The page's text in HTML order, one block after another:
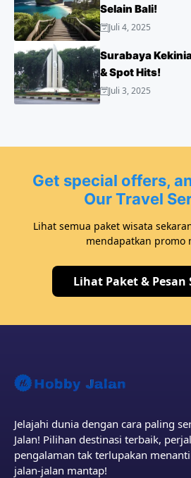
Selain Bali!
Juli 4, 2025
Surabaya
& Spot Hits!
Juli 3, 2025
Get special offers,
Our Travel
Lihat semua paket wisata
mendapatkan promo
Lihat Paket & Pesan
Jelajahi dunia dengan cara paling
Jalan! Pilihan destinasi terbaik,
pengalaman tak terlupakan
jalan-jalan mantap!